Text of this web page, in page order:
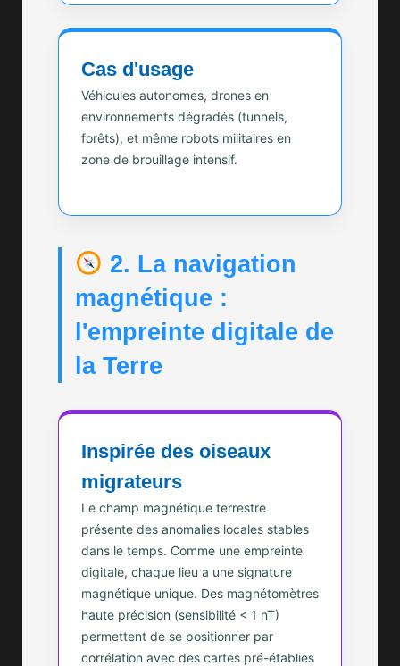
Cas d'usage
Véhicules autonomes, drones en
environnements dégradés (tunnels,
forêts), et même robots militaires en
zone de brouillage intensif.
2. La navigation
magnétique :
l'empreinte digitale de
la Terre
Inspirée des oiseaux
migrateurs
Le champ magnétique terrestre
présente des anomalies locales stables
dans le temps. Comme une empreinte
digitale, chaque lieu a une signature
magnétique unique. Des magnétomètres
haute précision (sensibilité < 1 nT)
permettent de se positionner par
corrélation avec des cartes pré-établies